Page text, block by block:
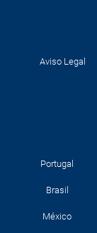
Aviso Legal
Portugal
Brasil
México